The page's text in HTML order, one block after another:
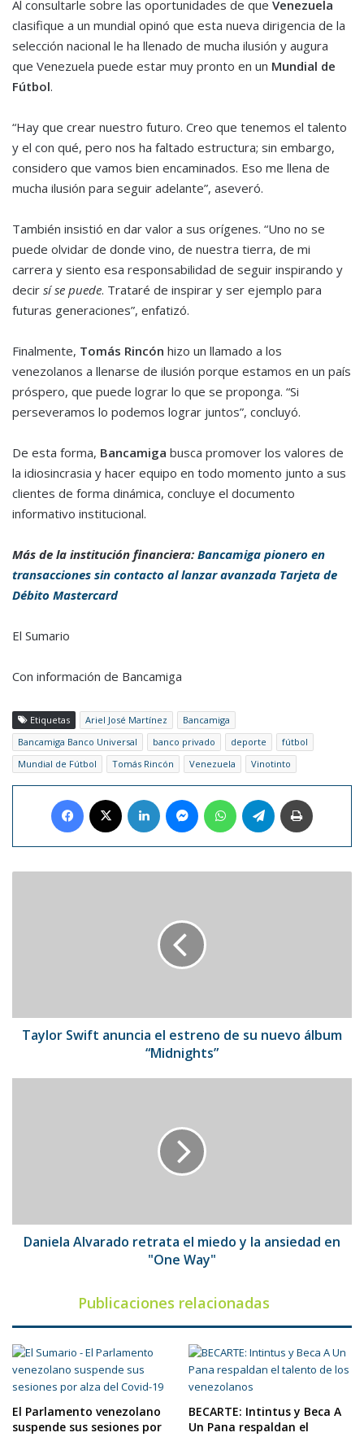
Al consultarle sobre las oportunidades de que Venezuela
clasifique a un mundial opinó que esta nueva dirigencia de la
selección nacional le ha llenado de mucha ilusión y augura
que Venezuela puede estar muy pronto en un Mundial de
Fútbol.
“Hay que crear nuestro futuro. Creo que tenemos el talento
y el con qué, pero nos ha faltado estructura; sin embargo,
considero que vamos bien encaminados. Eso me llena de
mucha ilusión para seguir adelante”, aseveró.
También insistió en dar valor a sus orígenes. “Uno no se
puede olvidar de donde vino, de nuestra tierra, de mi
carrera y siento esa responsabilidad de seguir inspirando y
decir sí se puede. Trataré de inspirar y ser ejemplo para
futuras generaciones”, enfatizó.
Finalmente, Tomás Rincón hizo un llamado a los
venezolanos a llenarse de ilusión porque estamos en un país
próspero, que puede lograr lo que se proponga. “Si
perseveramos lo podemos lograr juntos”, concluyó.
De esta forma, Bancamiga busca promover los valores de
la idiosincrasia y hacer equipo en todo momento junto a sus
clientes de forma dinámica, concluye el documento
informativo institucional.
Más de la institución financiera: Bancamiga pionero en
transacciones sin contacto al lanzar avanzada Tarjeta de
Débito Mastercard
El Sumario
Con información de Bancamiga
Etiquetas Ariel José Martínez
Bancamiga
Bancamiga Banco Universal
banco privado deporte
fútbol
Mundial de Fútbol
Tomás Rincón Venezuela Vinotinto
Facebook LinkedIn MessengerWhatsAppTelegram
álbum
“Midnights”
Taylor Swift anuncia el estreno de su nuevo álbum
“Midnights”
en
"One
Daniela Alvarado retrata el miedo y la ansiedad en
"One Way"
Publicaciones relacionadas
El Parlamento venezolano
suspende sus sesiones por
BECARTE: Intintus y Beca A
Un Pana respaldan el